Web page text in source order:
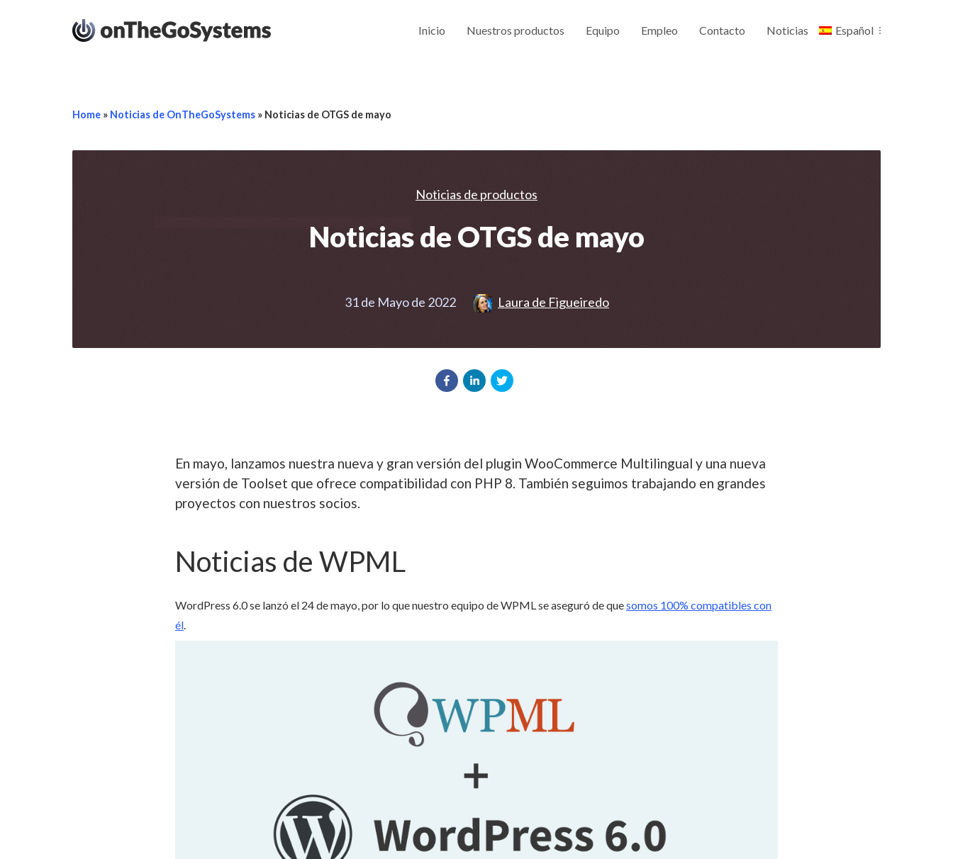
Inicio Nuestros productos Equipo Empleo Contacto Noticias Español
Home » Noticias de OnTheGoSystems » Noticias de OTGS de mayo
Noticias de productos
Noticias de OTGS de mayo
31 de Mayo de 2022 Laura de Figueiredo
En mayo, lanzamos nuestra nueva y gran versión del plugin WooCommerce Multilingual y una nueva
versión de Toolset que ofrece compatibilidad con PHP 8. También seguimos trabajando en grandes
proyectos con nuestros socios.
Noticias de WPML
WordPress 6.0 se lanzó el 24 de mayo, por lo que nuestro equipo de WPML se aseguró de quesomos 100% compatibles con
él.